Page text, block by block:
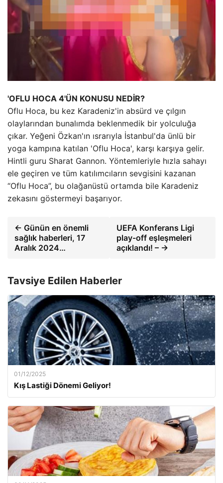
'OFLU HOCA 4'ÜN KONUSU NEDİR?
Oflu Hoca, bu kez Karadeniz'in absürd ve çılgın
olaylarından bunalımda beklenmedik bir yolculuğa
çıkar. Yeğeni Özkan'ın ısrarıyla İstanbul'da ünlü bir
yoga kampına katılan 'Oflu Hoca', karşı karşıya gelir.
Hintli guru Sharat Gannon. Yöntemleriyle hızla sahayı
ele geçiren ve tüm katılımcıların sevgisini kazanan
“Oflu Hoca”, bu olağanüstü ortamda bile Karadeniz
zekasını göstermeyi başarıyor.
← Günün en önemli
sağlık haberleri, 17
Aralık 2024…
UEFA Konferans Ligi
play-off eşleşmeleri
açıklandı! – →
Tavsiye Edilen Haberler
01/12/2025
Kış Lastiği Dönemi Geliyor!